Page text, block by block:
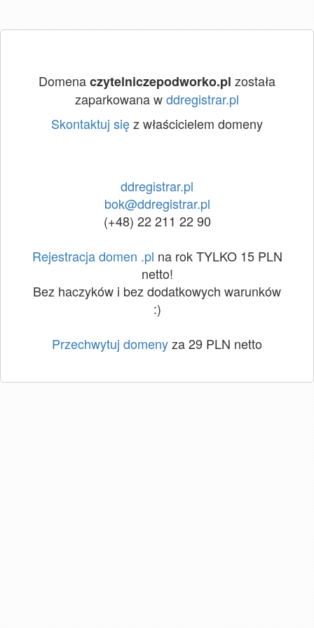
Domenaczytelniczepodworko.pl została
zaparkowana wddregistrar.pl
Skontaktuj sięz właścicielem domeny
ddregistrar.pl
bok@ddregistrar.pl
(+48) 22 211 22 90
Rejestracja domen .pl na rok TYLKO 15 PLN
netto!
Bez haczyków i bez dodatkowych warunków
:)
Przechwytuj domenyza 29 PLN netto